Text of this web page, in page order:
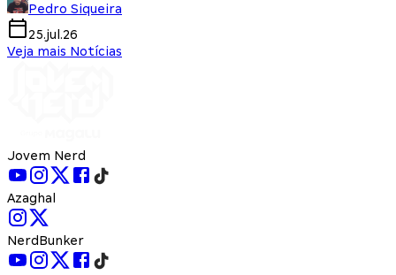
Pedro Siqueira
25.jul.26
Veja mais Notícias
Jovem Nerd
Azaghal
NerdBunker